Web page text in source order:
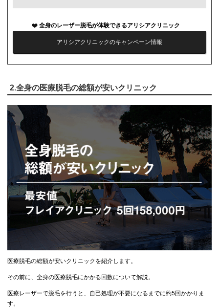
全身のレーザー脱毛が体験できるアリシアクリニック
アリシアクリニックのキャンペーン情報
2.全身の医療脱毛の総額が安いクリニック
医療脱毛の総額が安いクリニックを紹介します。
その前に、全身の医療脱毛にかかる回数について解説。
医療レーザーで脱毛を行うと、自己処理が不要になるまでに約5回かかりま
す。